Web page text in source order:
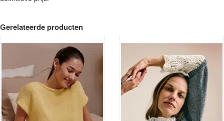
Gerelateerde producten